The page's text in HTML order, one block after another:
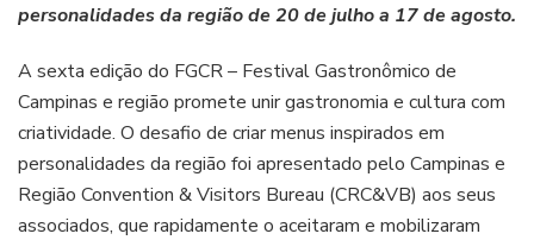
personalidades da região de 20 de julho a 17 de agosto.
A sexta edição do FGCR – Festival Gastronômico de
Campinas e região promete unir gastronomia e cultura com
criatividade. O desafio de criar menus inspirados em
personalidades da região foi apresentado pelo Campinas e
Região Convention & Visitors Bureau (CRC&VB) aos seus
associados, que rapidamente o aceitaram e mobilizaram